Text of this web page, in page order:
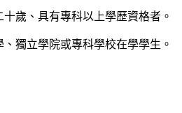
歲、具有專科以上學歷資格者。
獨立學院或專科學校在學學生。